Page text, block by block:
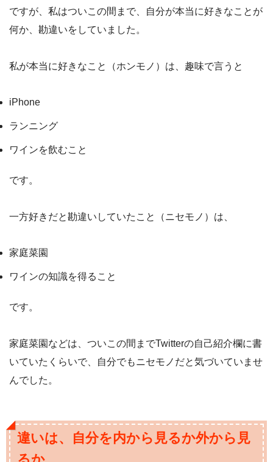
ですが、私はついこの間まで、自分が本当に好きなことが
何か、勘違いをしていました。
私が本当に好きなこと（ホンモノ）は、趣味で言うと
iPhone
ランニング
ワインを飲むこと
です。
一方好きだと勘違いしていたこと（ニセモノ）は、
家庭菜園
ワインの知識を得ること
です。
家庭菜園などは、ついこの間までTwitterの自己紹介欄に書
いていたくらいで、自分でもニセモノだと気づいていませ
んでした。
違いは、自分を内から見るか外から見